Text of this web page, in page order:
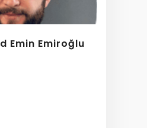
Emin Emiroğlu